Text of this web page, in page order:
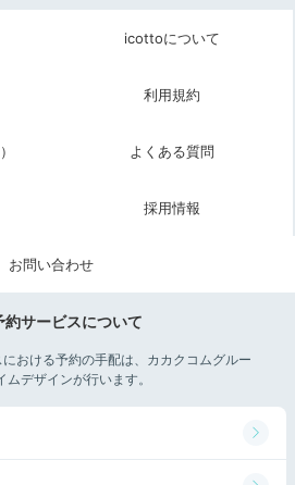
ロゴロしたり。全室でWi-Fiが
icottoについて
利用規約
よくある質問
採用情報
お問い合わせ
約サービスについて
おける予約の手配は、カカクコムグルー
デザインが行います。